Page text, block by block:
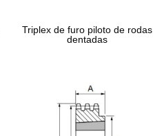
Triplex de furo piloto de rodas
dentadas